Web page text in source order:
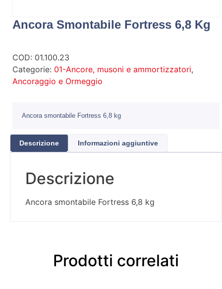
Ancora Smontabile Fortress 6,8 Kg
COD: 01.100.23
Categorie: 01-Ancore, musoni e ammortizzatori,
Ancoraggio e Ormeggio
Ancora smontabile Fortress 6,8 kg
Descrizione Informazioni aggiuntive
Descrizione
Ancora smontabile Fortress 6,8 kg
Prodotti correlati